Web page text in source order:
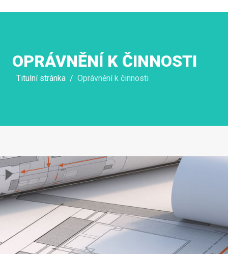
OPRÁVNĚNÍ K ČINNOSTI
Titulní stránka Oprávnění k činnosti